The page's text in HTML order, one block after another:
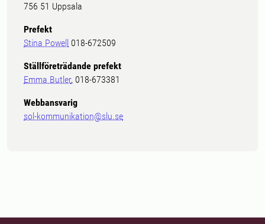
756 51 Uppsala
Prefekt
Stina Powell 018-672509
Ställföreträdande prefekt
Emma Butler, 018-673381
Webbansvarig
sol-kommunikation@slu.se